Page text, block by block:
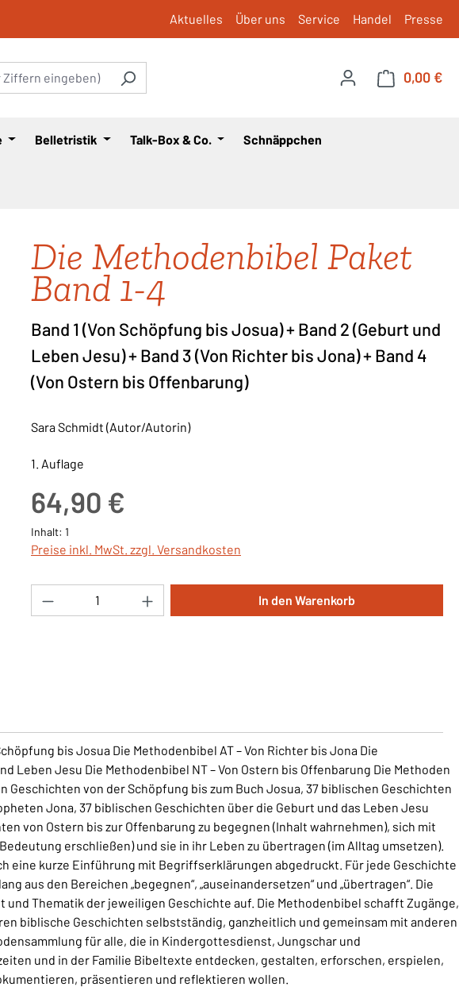
Aktuelles Über uns Service Handel Presse
0,00 €
Belletristik Talk-Box & Co. Schnäppchen
Die Methodenbibel Paket
Band 1-4
Band 1 (Von Schöpfung bis Josua) + Band 2 (Geburt und
Leben Jesu) + Band 3 (Von Richter bis Jona) + Band 4
(Von Ostern bis Offenbarung)
Sara Schmidt (Autor/Autorin)
1. Auflage
64,90 €
Inhalt: 1
Preise inkl. MwSt. zzgl. Versandkosten
Produkt Anzahl: Gib den gewünschten Wert ein
In den Warenkorb
bis Josua Die Methodenbibel AT – Von Richter bis Jona Die
Leben Jesu Die Methodenbibel NT – Von Ostern bis Offenbarung Die Methoden
Geschichten von der Schöpfung bis zum Buch Josua, 37 biblischen Geschichten
Jona, 37 biblischen Geschichten über die Geburt und das Leben Jesu
von Ostern bis zur Offenbarung zu begegnen (Inhalt wahrnehmen), sich mit
erschließen) und sie in ihr Leben zu übertragen (im Alltag umsetzen).
eine kurze Einführung mit Begriffserklärungen abgedruckt. Für jede Geschichte
aus den Bereichen „begegnen“, „auseinandersetzen“ und „übertragen“. Die
und Thematik der jeweiligen Geschichte auf. Die Methodenbibel schafft Zugänge,
biblische Geschichten selbstständig, ganzheitlich und gemeinsam mit anderen
für alle, die in Kindergottesdienst, Jungschar und
und in der Familie Bibeltexte entdecken, gestalten, erforschen, erspielen,
präsentieren und reflektieren wollen.